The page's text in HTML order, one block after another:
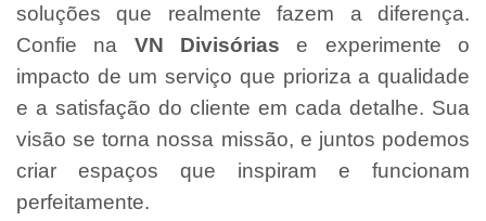
soluções que realmente fazem a diferença.
Confie na VN Divisórias e experimente o
impacto de um serviço que prioriza a qualidade
e a satisfação do cliente em cada detalhe. Sua
visão se torna nossa missão, e juntos podemos
criar espaços que inspiram e funcionam
perfeitamente.